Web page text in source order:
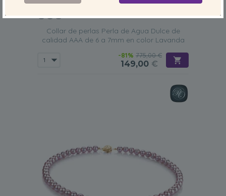
CALIDAD: TAMAÑO DE LA PERLA:
Collar de perlas Perla de Agua Dulce de
calidad AAA de 6 a 7mm en color Lavanda
-81% 775,00 €
149,00 €